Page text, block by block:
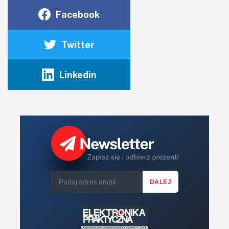
przegrzanie podczas lutowania. Zdarza się to głównie przy
lutowaniu prototypów przy użyciu gorącego powietrza, ale
w piecu też takie przypadki się zdarzają, choć musi on być
wyjątkowo kiepskiej jakości. Nie musi nawet dojść do
element snubbera – wtedy dochodziło prawdopodobnie
do tracenia mocy na jego rezystancji szeregowej (ESR).
Obudowa elementu wyraźnie pociemniała, choć nadal był
zwarcie lub wyciek elektrolitu z obudowy przy zbyt
wysokim napięciu, tudzież przy odwrotnej polaryzacji.
Facebook
Twitter
Linkedin